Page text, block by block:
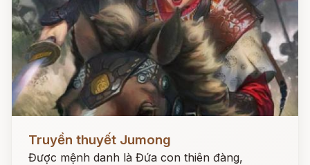
Đọc ngay
Truyền thuyết Jumong
Được mệnh danh là Đứa con thiên đàng,